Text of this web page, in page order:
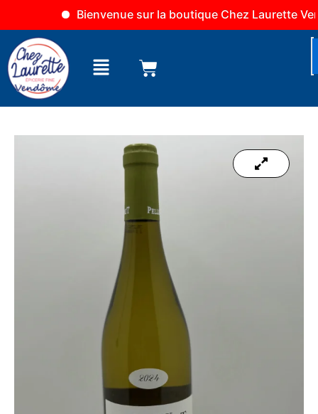
Bienvenue sur la boutique Chez Laurette
contenu
Menu